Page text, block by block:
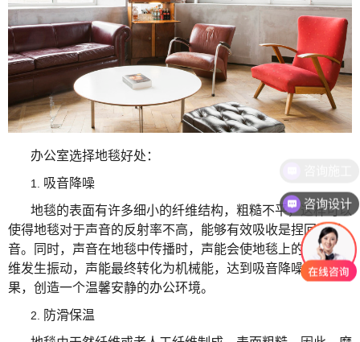
办公室选择地毯好处：
1. 吸音降噪
地毯的表面有许多细小的纤维结构，粗糙不平，这样可以
使得地毯对于声音的反射率不高，能够有效吸收是捏回升噪
音。同时，声音在地毯中传播时，声能会使地毯上的细小纤
维发生振动，声能最终转化为机械能，达到吸音降噪的效
果，创造一个温馨安静的办公环境。
2.
防滑保温
咨询设计